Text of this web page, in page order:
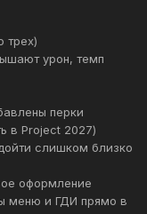
трех)
урон, темп
перки
в Project 2027)
слишком близко
оформление
меню и ГДИ прямо в